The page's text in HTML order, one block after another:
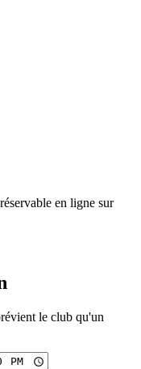
en ligne sur
le club qu'un